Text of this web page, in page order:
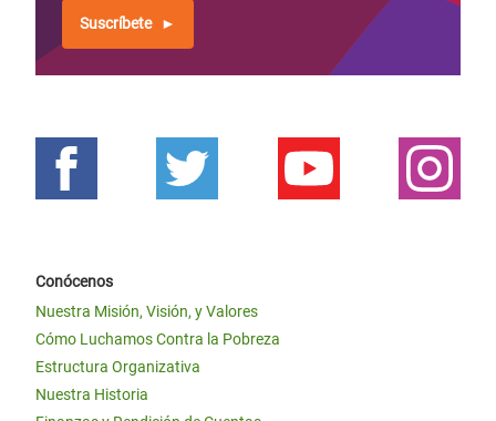
Suscríbete
Conócenos
Nuestra Misión, Visión, y Valores
Cómo Luchamos Contra la Pobreza
Estructura Organizativa
Nuestra Historia